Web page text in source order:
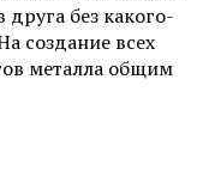
без какого-
создание всех
металла общим